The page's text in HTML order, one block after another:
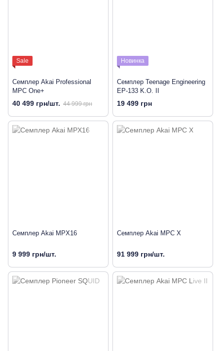
Sale
Семплер Akai Professional
MPC One+
40 499 грн/шт. 44 999 грн
Новинка
Семплер Teenage Engineering
EP-133 K.O. II
19 499 грн
Семплер Akai MPX16
9 999 грн/шт.
Семплер Akai MPC X
91 999 грн/шт.